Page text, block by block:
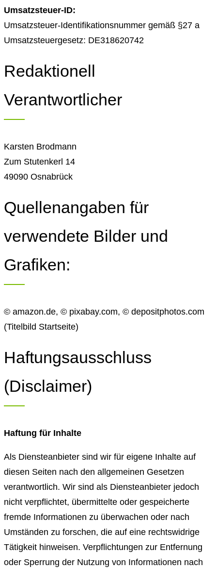
Umsatzsteuer-ID:
Umsatzsteuer-Identifikationsnummer gemäß §27 a
Umsatzsteuergesetz: DE318620742
Redaktionell
Verantwortlicher
Karsten Brodmann
Zum Stutenkerl 14
49090 Osnabrück
Quellenangaben für
verwendete Bilder und
Grafiken:
© amazon.de, © pixabay.com, © depositphotos.com
(Titelbild Startseite)
Haftungsausschluss
(Disclaimer)
Haftung für Inhalte
Als Diensteanbieter sind wir für eigene Inhalte auf
diesen Seiten nach den allgemeinen Gesetzen
verantwortlich. Wir sind als Diensteanbieter jedoch
nicht verpflichtet, übermittelte oder gespeicherte
fremde Informationen zu überwachen oder nach
Umständen zu forschen, die auf eine rechtswidrige
Tätigkeit hinweisen. Verpflichtungen zur Entfernung
oder Sperrung der Nutzung von Informationen nach